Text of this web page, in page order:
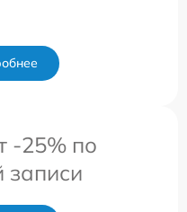
-25% по
записи